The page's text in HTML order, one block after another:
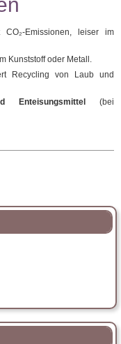
leiser im
Kunststoff oder Metall.
Recycling von Laub und
Enteisungsmittel
(bei